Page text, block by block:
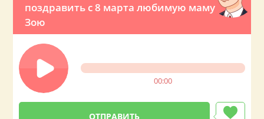
поздравить с 8 марта любимую маму
Зою
00:00